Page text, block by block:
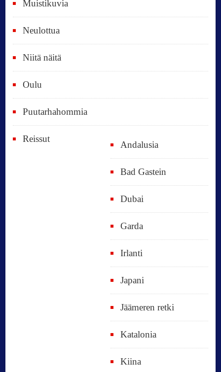
Muistikuvia
Neulottua
Niitä näitä
Oulu
Puutarhahommia
Reissut
Andalusia
Bad Gastein
Dubai
Garda
Irlanti
Japani
Jäämeren retki
Katalonia
Kiina